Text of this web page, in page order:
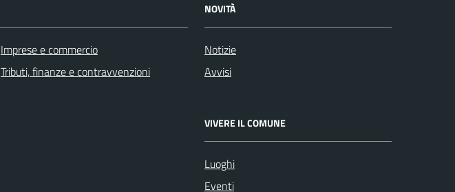
Imprese e commercio
Tributi, finanze e contravvenzioni
NOVITÀ
Notizie
Avvisi
VIVERE IL COMUNE
Luoghi
Eventi